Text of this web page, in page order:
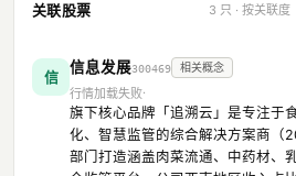
关联股票 3 只 · 按关联度
信
信息发展300469 相关概念
行情加载失败
旗下核心品牌「追溯云」是专注于
化、智慧监管的综合解决方案商（
部门打造涵盖肉菜流通、中药材、